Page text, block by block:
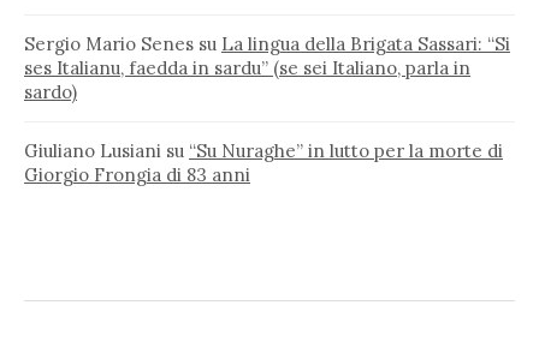
Sergio Mario Senes su La lingua della Brigata Sassari: “Si
ses Italianu, faedda in sardu” (se sei Italiano, parla in
sardo)
Giuliano Lusiani su “Su Nuraghe” in lutto per la morte di
Giorgio Frongia di 83 anni